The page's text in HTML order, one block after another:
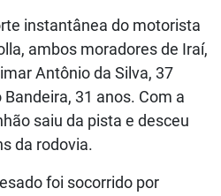
instantânea do motorista
ambos moradores de Iraí,
Antônio da Silva, 37
31 anos. Com a
saiu da pista e desceu
da rodovia.
foi socorrido por